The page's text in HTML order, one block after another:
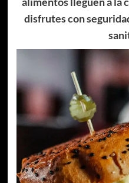
disfrutes con